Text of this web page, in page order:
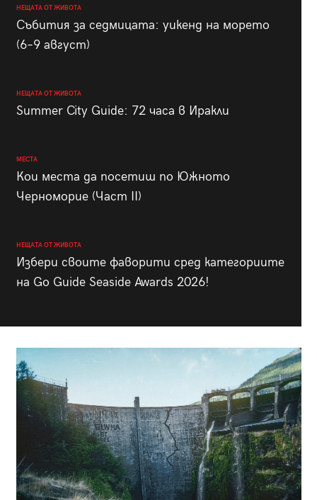
НЕЩАТА ОТ ЖИВОТА
Събития за седмицата: уикенд на морето
(6–9 август)
НЕЩАТА ОТ ЖИВОТА
Summer City Guide: 72 часа в Иракли
МЕСТА
Кои места да посетиш по Южното
Черноморие (Част II)
НЕЩАТА ОТ ЖИВОТА
Избери своите фаворити сред категориите
на Go Guide Seaside Awards 2026!